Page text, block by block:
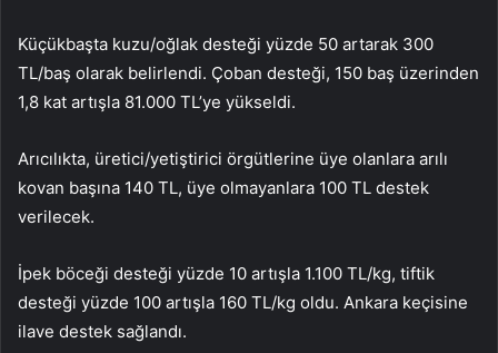
Küçükbaşta kuzu/oğlak desteği yüzde 50 artarak 300
TL/baş olarak belirlendi. Çoban desteği, 150 baş üzerinden
1,8 kat artışla 81.000 TL’ye yükseldi.
Arıcılıkta, üretici/yetiştirici örgütlerine üye olanlara arılı
kovan başına 140 TL, üye olmayanlara 100 TL destek
verilecek.
İpek böceği desteği yüzde 10 artışla 1.100 TL/kg, tiftik
desteği yüzde 100 artışla 160 TL/kg oldu. Ankara keçisine
ilave destek sağlandı.